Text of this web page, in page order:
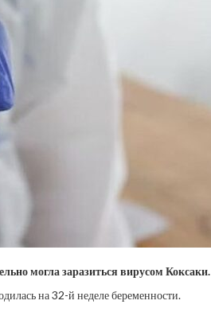
могла заразиться вирусом Коксаки.
на 32-й неделе беременности.